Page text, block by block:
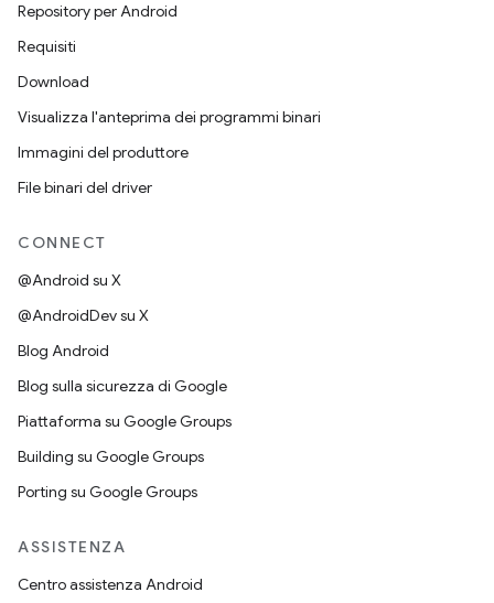
Repository per Android
Requisiti
Download
Visualizza l'anteprima dei programmi binari
Immagini del produttore
File binari del driver
CONNECT
@Android su X
@AndroidDev su X
Blog Android
Blog sulla sicurezza di Google
Piattaforma su Google Groups
Building su Google Groups
Porting su Google Groups
ASSISTENZA
Centro assistenza Android